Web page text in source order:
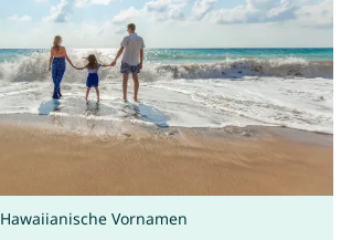
Hawaiianische Vornamen